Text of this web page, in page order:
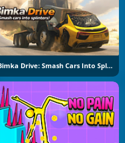
Bimka Drive: Smash Cars Into Splinters